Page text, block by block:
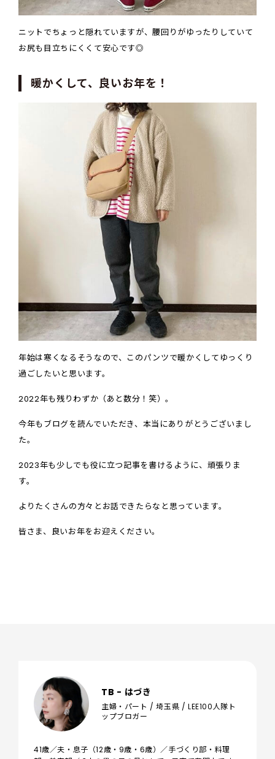
ニットでちょっと隠れていますが、腰回りがゆったりしていて
お尻も目立ちにくくて安心です◎
暖かくして、良いお年を！
年始は寒くなるそうなので、このパンツで暖かくしてゆっくり
過ごしたいと思います。
2022年も残りわずか（あと数分！笑）。
今年もブログを読んでいただき、本当にありがとうございまし
た。
2023年も少しでも役に立つ記事を書けるように、頑張りま
す。
よりたくさんの方々とお話できたらなと思っています。
皆さま、良いお年をお迎えください。
TB - はづき
主婦・パート / 埼玉県 / LEE100人隊ト
ップブロガー
41歳／夫・息子（12歳・9歳・6歳）／手づくり部・料理